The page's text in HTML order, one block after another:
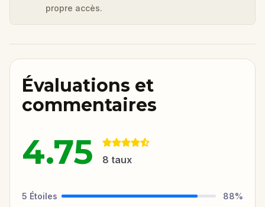
propre accès.
Évaluations et
commentaires
4.75 8 taux
5 Étoiles 88%